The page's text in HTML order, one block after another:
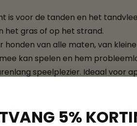
voor de tanden en het
het gras of op het strand.
van alle maten, van
kan spelen en hem
speelplezier. Ideaal voor
Speel samen en
5%